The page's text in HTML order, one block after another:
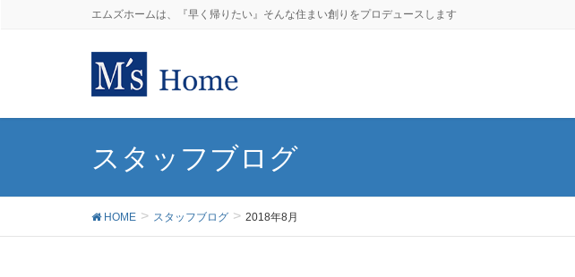
エムズホームは、『早く帰りたい』そんな住まい創りをプロデュースします
スタッフブログ
HOME スタッフブログ 2018年8月